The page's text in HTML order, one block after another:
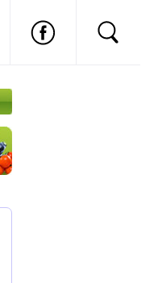
Nu ai cont?